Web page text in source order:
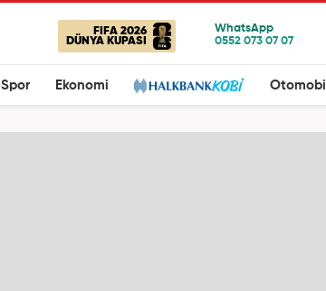
FIFA 2026
DÜNYA KUPASI
Spor Ekonomi Otomobil